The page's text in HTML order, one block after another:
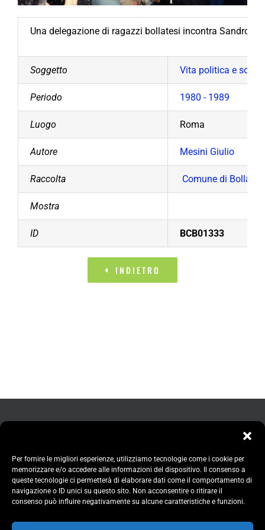
Per fornire le migliori esperienze, utilizziamo tecnologie come i cookie per
memorizzare e/o accedere alle informazioni del dispositivo. Il consenso a
queste tecnologie ci permetterà di elaborare dati come il comportamento di
navigazione o ID unici su questo sito. Non acconsentire o ritirare il
consenso può influire negativamente su alcune caratteristiche e funzioni.
Una delegazione di ragazzi bollatesi incontra Sandro
Soggetto Vita politica e
Periodo 1980 - 1989
Luogo Roma
Autore Mesini Giulio
Raccolta Comune di Bollate
Mostra
ID BCB01333
INDIETRO